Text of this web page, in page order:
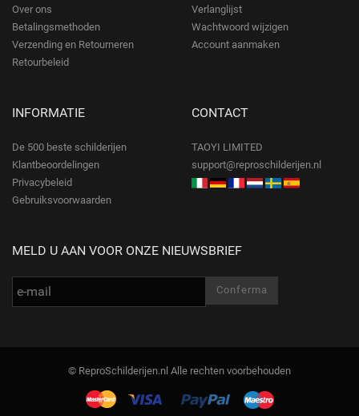
Over ons
Betalingsmethoden
Verzending en Retourneren
Retourbeleid
Verlanglijst
Wachtwoord wijzigen
Account aanmaken
INFORMATIE
De 500 beste schilderijen
Klantbeoordelingen
Privacybeleid
Gebruiksvoorwaarden
CONTACT
TAOYI LIMITED
support@reproschilderijen.nl
MELD U AAN VOOR ONZE NIEUWSBRIEF
© ReproSchilderijen.nl Alle rechten voorbehouden